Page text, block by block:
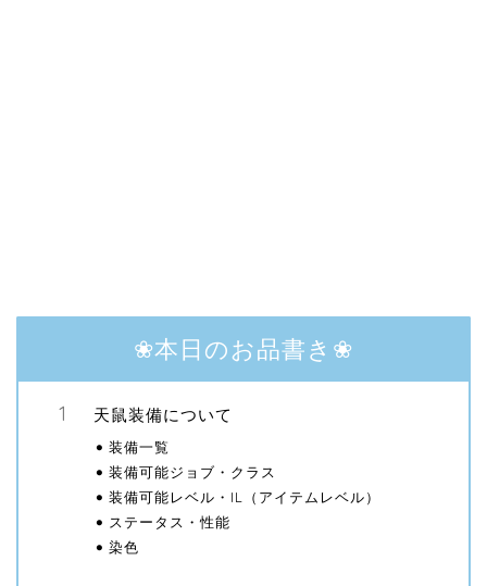
❀本日のお品書き❀
天鼠装備について
装備一覧
装備可能ジョブ・クラス
装備可能レベル・IL（アイテムレベル）
ステータス・性能
染色